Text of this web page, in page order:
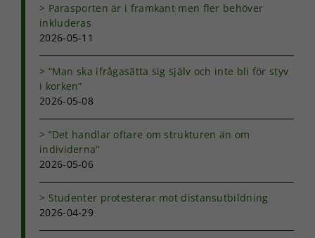
Parasporten är i framkant men fler behöver
inkluderas
2026-05-11
”Man ska ifrågasätta sig själv och inte bli för styv
i korken”
2026-05-08
”Det handlar oftare om strukturen än om
individerna”
2026-05-06
Studenter protesterar mot distansutbildning
2026-04-29
välja bort. De
taget ska
fungera.